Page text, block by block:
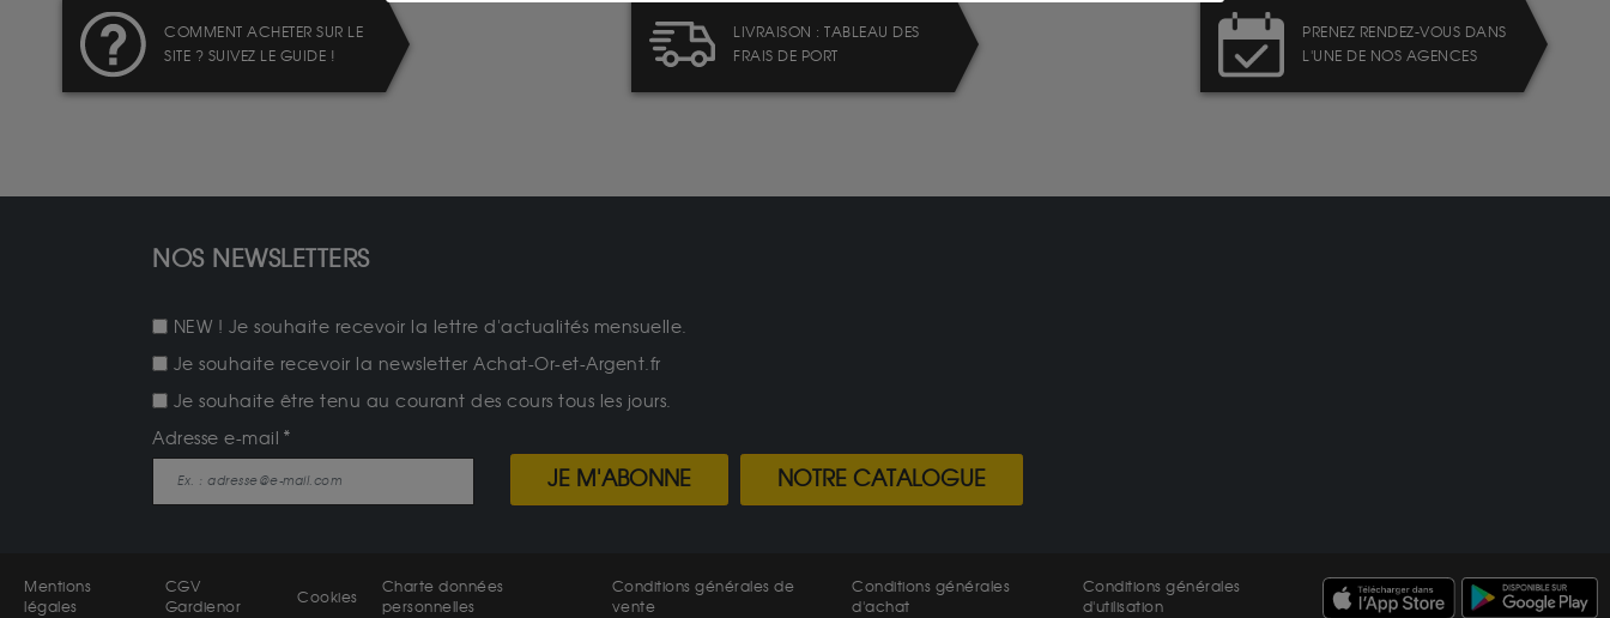
COMMENT ACHETER SUR LE
SITE ? SUIVEZ LE GUIDE !
LIVRAISON : TABLEAU DES
FRAIS DE PORT
PRENEZ RENDEZ-VOUS DANS
L'UNE DE NOS AGENCES
NOS NEWSLETTERS
NEW ! Je souhaite recevoir la lettre d'actualités mensuelle.
Je souhaite recevoir la newsletter Achat-Or-et-Argent.fr
Je souhaite être tenu au courant des cours tous les jours.
Adresse e-mail
JE M'ABONNE NOTRE CATALOGUE
Mentions
légales
CGV
Gardienor
Cookies
Charte données
personnelles
Conditions générales de
vente
Conditions générales
d'achat
Conditions générales
d'utilisation